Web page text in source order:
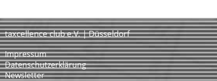
taxcellence club e.V. | Düsseldorf
Impressum
Datenschutzerklärung
Newsletter